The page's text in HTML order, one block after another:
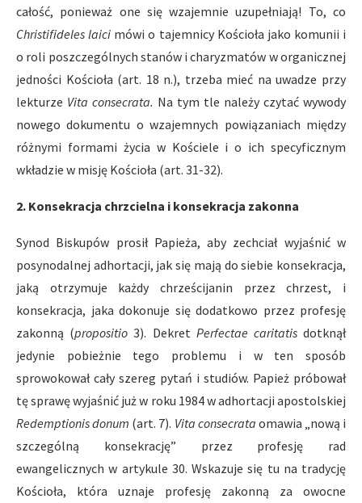
całość, ponieważ one się wzajemnie uzupełniają! To, co
Christifideles laici mówi o tajemnicy Kościoła jako komunii i
o roli poszczególnych stanów i charyzmatów w organicznej
jedności Kościoła (art. 18 n.), trzeba mieć na uwadze przy
lekturze Vita consecrata. Na tym tle należy czytać wywody
nowego dokumentu o wzajemnych powiązaniach między
różnymi formami życia w Kościele i o ich specyficznym
wkładzie w misję Kościoła (art. 31-32).
2. Konsekracja chrzcielna i konsekracja zakonna
Synod Biskupów prosił Papieża, aby zechciał wyjaśnić w
posynodalnej adhortacji, jak się mają do siebie konsekracja,
jaką otrzymuje każdy chrześcijanin przez chrzest, i
konsekracja, jaka dokonuje się dodatkowo przez profesję
zakonną (propositio 3). Dekret Perfectae caritatisdotknął
jedynie pobieżnie tego problemu i w ten sposób
sprowokował cały szereg pytań i studiów. Papież pró­bował
tę sprawę wyjaśnić już w roku 1984 w adhortacji apostolskiej
Redemptionis donum (art. 7). Vita consecrata omawia „nową i
szczególną konsekrację” przez profesję rad
ewangelicznych w artykule 30. Wskazuje się tu na tradycję
Kościoła, która uznaje profesję zakonną za owocne